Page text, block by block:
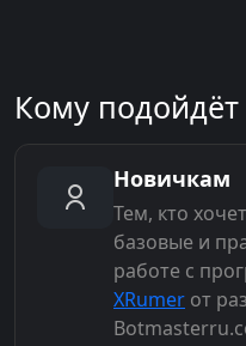
Кому подойдёт
Новичкам
Тем, кто
базовые и
работе с
XRumer от